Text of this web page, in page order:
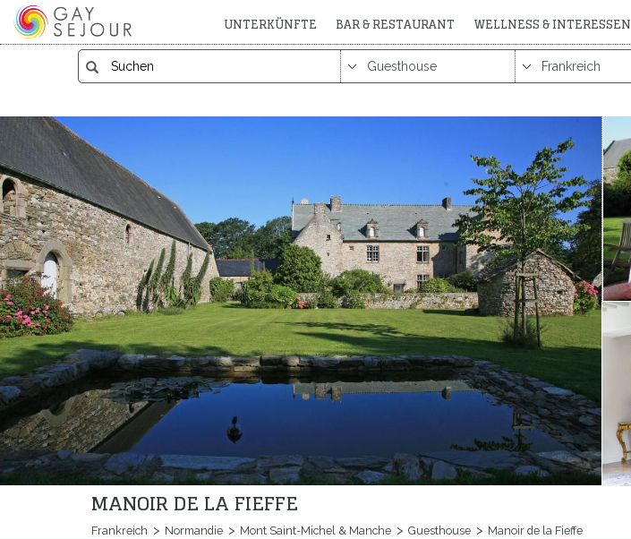
UNTERKÜNFTE BAR & RESTAURANT WELLNESS & INTERESSEN
MANOIR DE LA FIEFFE
Frankreich Normandie Mont Saint-Michel & Manche Guesthouse Manoir de la Fieffe